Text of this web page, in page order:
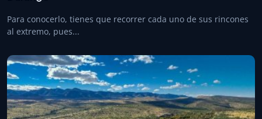
Para conocerlo, tienes que recorrer cada uno de sus rincones
al extremo, pues...